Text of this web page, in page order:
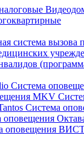
система вызова
Система
MKV
Система
оповещения
оповещения